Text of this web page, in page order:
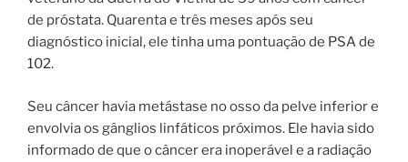
de próstata. Quarenta e três meses após seu
diagnóstico inicial, ele tinha uma pontuação de PSA de
102.
Seu câncer havia metástase no osso da pelve inferior e
envolvia os gânglios linfáticos próximos. Ele havia sido
informado de que o câncer era inoperável e a radiação